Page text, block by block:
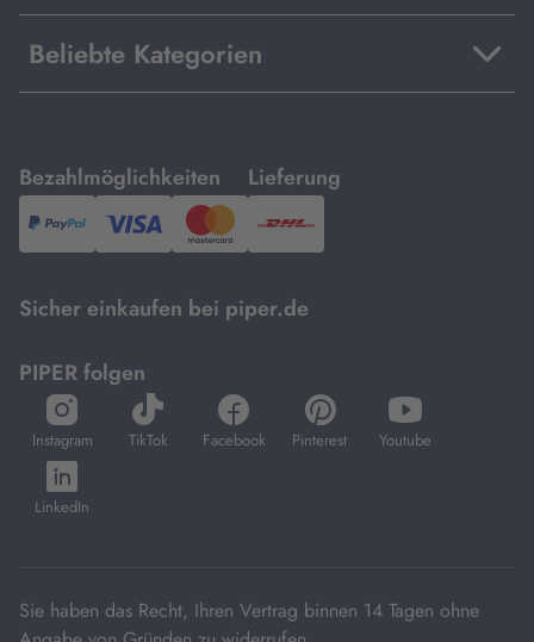
Beliebte Kategorien
Bezahlmöglichkeiten
mit
PayPal,Visa
und
Lieferung
mit
DHL.
Sicher einkaufen bei piper.de
PIPER folgen
Instagram
öffnet
in
neuem
Tab
TikTok
öffnet
in
Facebook
öffnet
in
Pinterest
öffnet
in
Youtube
öffnet
in
LinkedIn
öffnet
in
Sie haben das Recht, Ihren Vertrag binnen 14 Tagen ohne